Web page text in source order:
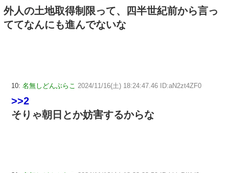
外人の土地取得制限って、四半世紀前から言っ
ててなんにも進んでないな
10: 名無しどんぶらこ 2024/11/16(土) 18:24:47.46 ID:aN2zt4ZF0
>>2
そりゃ朝日とか妨害するからな